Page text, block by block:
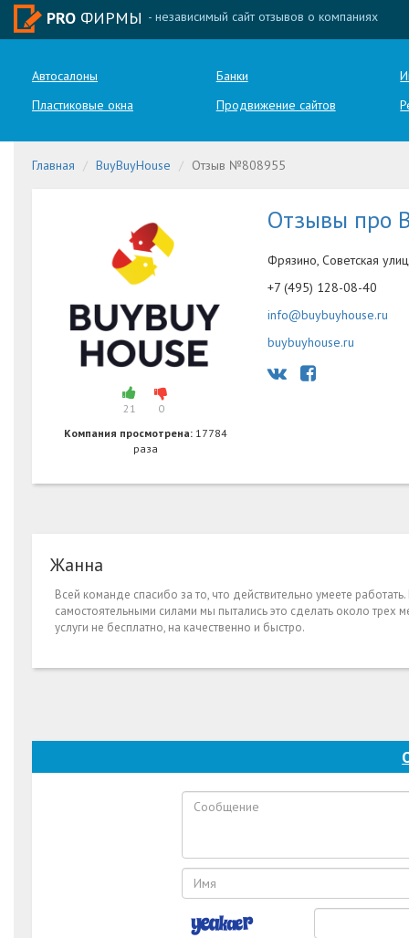
PRO ФИРМЫ - независимый сайт отзывов о компаниях
Автосалоны Банки
Пластиковые окна
Продвижение сайтов
Главная BuyBuyHouse Отзыв №808955
21
0
Компания просмотрена: 17784
раза
Отзывы про
Фрязино, Советская
+7 (495) 128-08-40
info@buybuyhouse.ru
buybuyhouse.ru
Жанна
Всей команде спасибо за то, что действительно умеете
самостоятельными силами мы пытались это сделать около
услуги не бесплатно, на качественно и быстро.